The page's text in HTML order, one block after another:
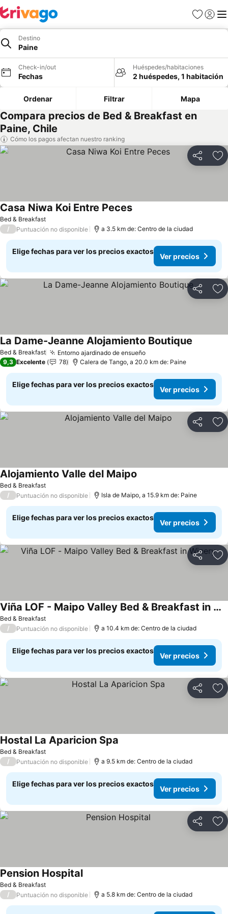
Favoritos
Iniciar
Destino
Paine
Check-in/out
Fechas
Huéspedes/habitaciones
2 huéspedes, 1 habitación
Ordenar Filtrar Mapa
Compara precios de Bed & Breakfast en
Paine, Chile
Cómo los pagos afectan nuestro ranking
Compartir
Bed & Breakfast
Casa Niwa Koi Entre PecesVer precios
/ Puntuación no disponible a 3.5 km de: Centro de la ciudad
Elige fechas para ver los precios exactos
Ver precios
Compartir
Bed & Breakfast Entorno ajardinado de ensueñoVer precios
La Dame-Jeanne Alojamiento Boutique
9,3 Excelente 78 Calera de Tango, a 20.0 km de: Paine
Elige fechas para ver los precios exactos
Ver precios
Compartir
Bed & Breakfast
Alojamiento Valle del Maipo
/ Puntuación no disponible Isla de Maipo, a 15.9 km de: Paine
Elige fechas para ver los precios exactos
Ver precios
Compartir
Bed & Breakfast
Viña LOF - Maipo Valley Bed & Breakfast in Winery
Ver precios
/ Puntuación no disponible a 10.4 km de: Centro de la ciudad
Elige fechas para ver los precios exactos
Ver precios
Compartir
Bed & Breakfast
Hostal La Aparicion Spa
/ Puntuación no disponible a 9.5 km de: Centro de la ciudad
Elige fechas para ver los precios exactos
Ver precios
Compartir
Bed & Breakfast
Pension HospitalVer precios
/ Puntuación no disponible a 5.8 km de: Centro de la ciudad